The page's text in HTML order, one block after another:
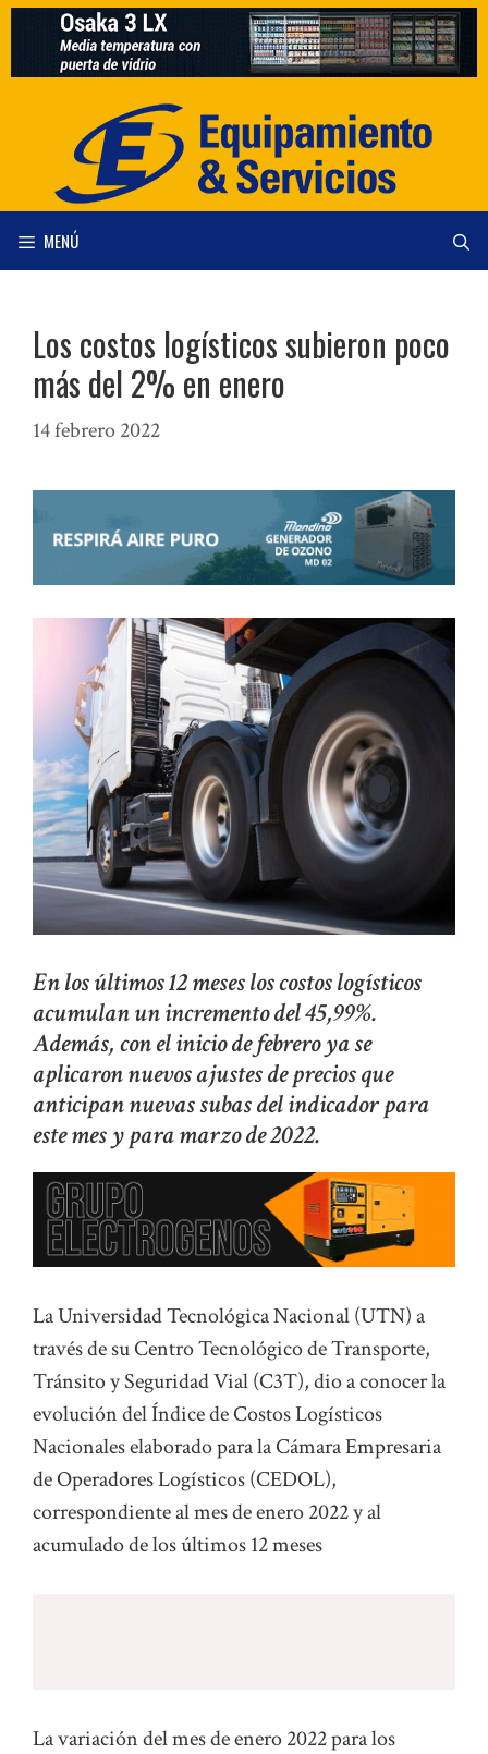
Saltar
contenido
MENÚ
Los costos logísticos subieron poco
más del 2% en enero
14 febrero 2022
En los últimos 12 meses los costos logísticos
acumulan un incremento del 45,99%.
Además, con el inicio de febrero ya se
aplicaron nuevos ajustes de precios que
anticipan nuevas subas del indicador para
este mes y para marzo de 2022.
La Universidad Tecnológica Nacional (UTN) a
través de su Centro Tecnológico de Transporte,
Tránsito y Seguridad Vial (C3T), dio a conocer la
evolución del Índice de Costos Logísticos
Nacionales elaborado para la Cámara Empresaria
de Operadores Logísticos (CEDOL),
correspondiente al mes de enero 2022 y al
acumulado de los últimos 12 meses
La variación del mes de enero 2022 para los